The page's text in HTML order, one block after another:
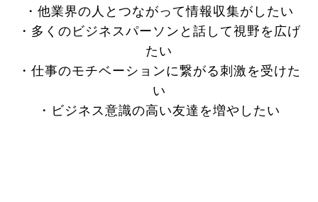
・他業界の人とつながって情報収集がしたい
・多くのビジネスパーソンと話して視野を広げ
たい
・仕事のモチベーションに繋がる刺激を受けた
い
・ビジネス意識の高い友達を増やしたい